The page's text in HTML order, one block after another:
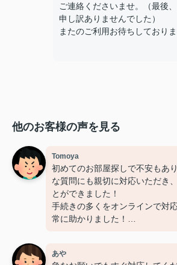
ご連絡くださいませ。（最後
申し訳ありませんでした）
またのご利用お待ちしておりま
他のお客様の声を見る
Tomoya
初めてのお部屋探しで不安もあ
な質問にも親切に対応いただき
とができました！
手続きの多くをオンラインで対
常に助かりました！
あや